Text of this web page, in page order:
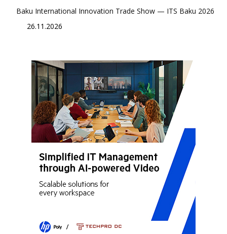
Baku International Innovation Trade Show — ITS Baku 2026
26.11.2026